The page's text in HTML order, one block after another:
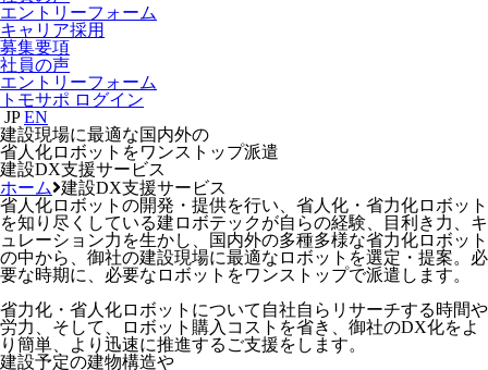
エントリーフォーム
キャリア採用
募集要項
社員の声
エントリーフォーム
トモサポ ログイン
JP EN
建設現場に最適な国内外の
省人化ロボットをワンストップ派遣
建設DX支援サービス
ホーム 建設DX支援サービス
省人化ロボットの開発・提供を行い、省人化・省力化ロボット
を知り尽くしている建ロボテックが自らの経験、目利き力、キ
ュレーション力を生かし、国内外の多種多様な省力化ロボット
の中から、御社の建設現場に最適なロボットを選定・提案。必
要な時期に、必要なロボットをワンストップで派遣します。
省力化・省人化ロボットについて自社自らリサーチする時間や
労力、そして、ロボット購入コストを省き、御社のDX化をよ
り簡単、より迅速に推進するご支援をします。
建設予定の建物構造や